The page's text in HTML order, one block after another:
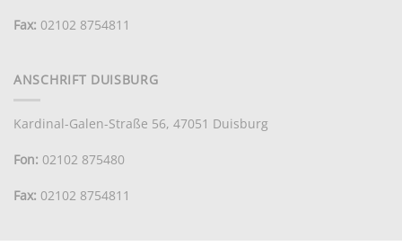
Fax: 02102 8754811
ANSCHRIFT DUISBURG
Kardinal-Galen-Straße 56, 47051 Duisburg
Fon: 02102 875480
Fax: 02102 8754811